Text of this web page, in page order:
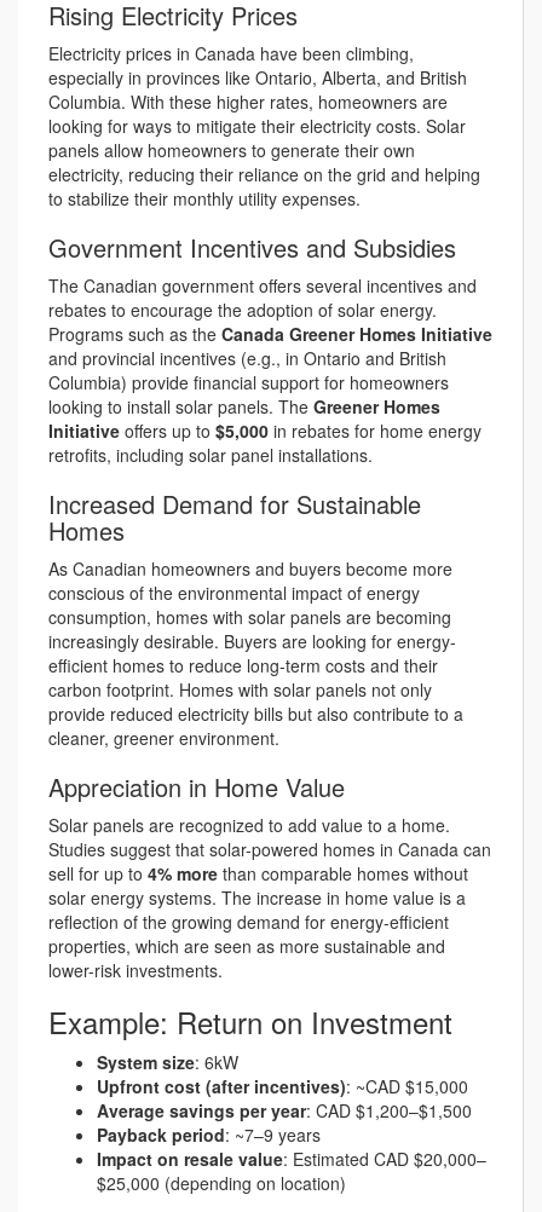
Rising Electricity Prices
Electricity prices in Canada have been climbing,
especially in provinces like Ontario, Alberta, and British
Columbia. With these higher rates, homeowners are
looking for ways to mitigate their electricity costs. Solar
panels allow homeowners to generate their own
electricity, reducing their reliance on the grid and helping
to stabilize their monthly utility expenses.
Government Incentives and Subsidies
The Canadian government offers several incentives and
rebates to encourage the adoption of solar energy.
Programs such as the Canada Greener Homes Initiative
and provincial incentives (e.g., in Ontario and British
Columbia) provide financial support for homeowners
looking to install solar panels. The Greener Homes
Initiative offers up to $5,000 in rebates for home energy
retrofits, including solar panel installations.
Increased Demand for Sustainable
Homes
As Canadian homeowners and buyers become more
conscious of the environmental impact of energy
consumption, homes with solar panels are becoming
increasingly desirable. Buyers are looking for energy-
efficient homes to reduce long-term costs and their
carbon footprint. Homes with solar panels not only
provide reduced electricity bills but also contribute to a
cleaner, greener environment.
Appreciation in Home Value
Solar panels are recognized to add value to a home.
Studies suggest that solar-powered homes in Canada can
sell for up to 4% more than comparable homes without
solar energy systems. The increase in home value is a
reflection of the growing demand for energy-efficient
properties, which are seen as more sustainable and
lower-risk investments.
Example: Return on Investment
System size: 6kW
Upfront cost (after incentives): ~CAD $15,000
Average savings per year: CAD $1,200–$1,500
Payback period: ~7–9 years
Impact on resale value: Estimated CAD $20,000–
$25,000 (depending on location)